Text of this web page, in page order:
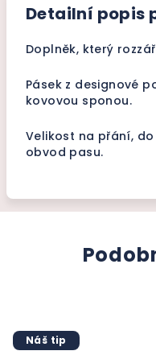
Detailní popis
Doplněk, který
Pásek z designové
kovovou sponou.
Velikost na přání,
obvod pasu.
Náš tip